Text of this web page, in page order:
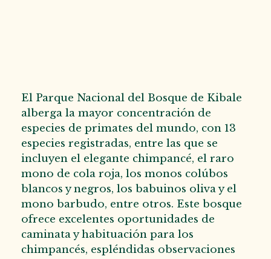
El Parque Nacional del Bosque de Kibale
alberga la mayor concentración de
especies de primates del mundo, con 13
especies registradas, entre las que se
incluyen el elegante chimpancé, el raro
mono de cola roja, los monos colúbos
blancos y negros, los babuinos oliva y el
mono barbudo, entre otros. Este bosque
ofrece excelentes oportunidades de
caminata y habituación para los
chimpancés, espléndidas observaciones